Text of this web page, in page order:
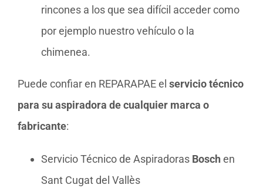
rincones a los que sea difícil acceder como
por ejemplo nuestro vehículo o la
chimenea.
Puede confiar en REPARAPAE el servicio técnico
para su aspiradora de cualquier marca o
fabricante:
Servicio Técnico de Aspiradoras Boschen
Sant Cugat del Vallès